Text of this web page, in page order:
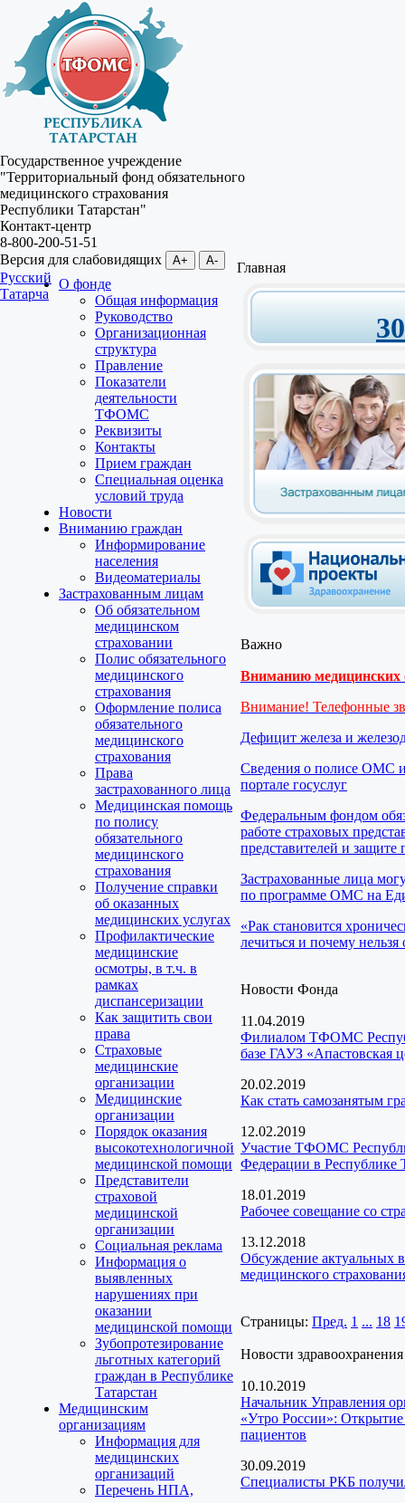
Государственное учреждение
"Территориальный фонд обязательного
медицинского страхования
Республики Татарстан"
Контакт-центр
8-800-200-51-51
Версия для слабовидящих
A+ A-
Русский
Татарча
О фонде
Общая информация
Руководство
Организационная
структура
Правление
Показатели
деятельности
ТФОМС
Реквизиты
Контакты
Прием граждан
Специальная оценка
условий труда
Новости
Вниманию граждан
Информирование
населения
Видеоматериалы
Застрахованным лицам
Об обязательном
медицинском
страховании
Полис обязательного
медицинского
страхования
Оформление полиса
обязательного
медицинского
страхования
Права
застрахованного лица
Медицинская помощь
по полису
обязательного
медицинского
страхования
Получение справки
об оказанных
медицинских услугах
Профилактические
медицинские
осмотры, в т.ч. в
рамках
диспансеризации
Как защитить свои
права
Страховые
медицинские
организации
Медицинские
организации
Порядок оказания
высокотехнологичной
медицинской помощи
Представители
страховой
медицинской
организации
Социальная реклама
Информация о
выявленных
нарушениях при
оказании
медицинской помощи
Зубопротезирование
льготных категорий
граждан в Республике
Татарстан
Медицинским
организациям
Информация для
медицинских
организаций
Перечень НПА,
Главная
Важно
Вниманию медицинских
Внимание! Телефонные
Дефицит железа и
Сведения о полисе ОМС
портале госуслуг
Федеральным фондом
работе страховых
представителей и защите
Застрахованные лица
по программе ОМС на
«Рак становится
лечиться и почему нельзя
Новости Фонда
11.04.2019
Филиалом ТФОМС
базе ГАУЗ «Апастовская
20.02.2019
Как стать самозанятым
12.02.2019
Участие ТФОМС
Федерации в Республике
18.01.2019
Рабочее совещание со
13.12.2018
Обсуждение актуальных
медицинского
Страницы: Пред. 1 ... 18
Новости здравоохранения
10.10.2019
Начальник Управления
«Утро России»:
пациентов
30.09.2019
Специалисты РКБ